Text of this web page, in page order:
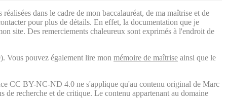
dans le cadre de mon baccalauréat, de ma maîtrise et de
pour plus de détails. En effet, la documentation que je
site. Des remerciements chaleureux sont exprimés à l'endroit de
Vous pouvez également lire mon mémoire de maîtrise ainsi que le
CC BY-NC-ND 4.0 ne s'applique qu'au contenu original de Marc
recherche et de critique. Le contenu appartenant au domaine